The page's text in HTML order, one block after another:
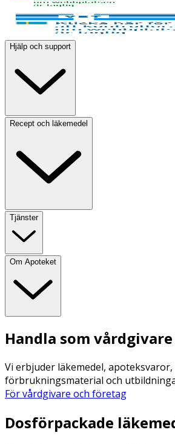
Hjälp och support
Recept och läkemedel
Tjänster
Om Apoteket
Handla som
Vi erbjuder läkemedel, apoteksvaror,
förbrukningsmaterial och
För vårdgivare och företag
Dosförpackade